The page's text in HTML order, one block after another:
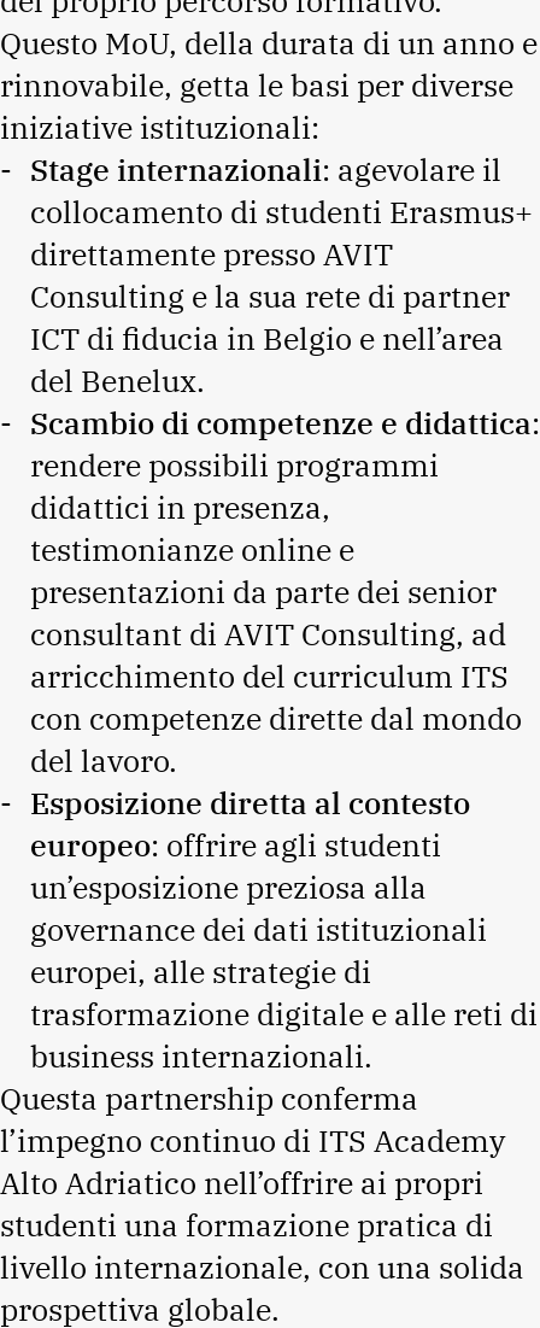
Questo MoU, della durata di un anno e
rinnovabile, getta le basi per diverse
iniziative istituzionali:
Stage internazionali: agevolare il
collocamento di studenti Erasmus+
direttamente presso AVIT
Consulting e la sua rete di partner
ICT di fiducia in Belgio e nell’area
del Benelux.
Scambio di competenze e didattica:
rendere possibili programmi
didattici in presenza,
testimonianze online e
presentazioni da parte dei senior
consultant di AVIT Consulting, ad
arricchimento del curriculum ITS
con competenze dirette dal mondo
del lavoro.
Esposizione diretta al contesto
europeo: offrire agli studenti
un’esposizione preziosa alla
governance dei dati istituzionali
europei, alle strategie di
trasformazione digitale e alle reti di
business internazionali.
Questa partnership conferma
l’impegno continuo di ITS Academy
Alto Adriatico nell’offrire ai propri
studenti una formazione pratica di
livello internazionale, con una solida
prospettiva globale.